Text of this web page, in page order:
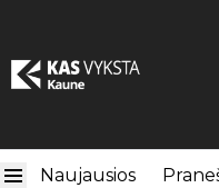
Naujausios